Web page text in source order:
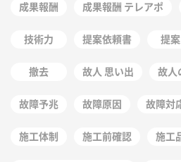
成果報酬 成果報酬 テレアポ
技術力 提案依頼書 提
撤去 故人 思い出 故人
故障予兆 故障原因 故障対
施工体制 施工前確認 施工